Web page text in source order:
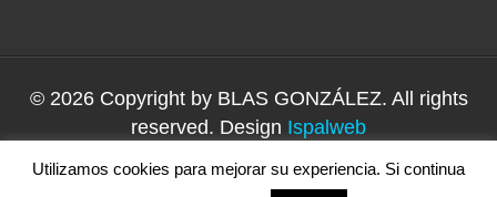
© 2026 Copyright by BLAS GONZÁLEZ. All rights
reserved. Design Ispalweb
Utilizamos cookies para mejorar su experiencia. Si continua